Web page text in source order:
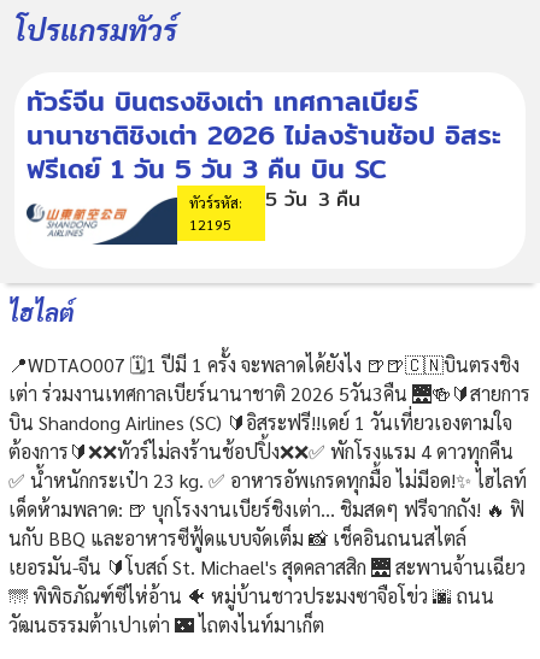
โปรแกรมทัวร์
ทัวร์จีน บินตรงชิงเต่า เทศกาลเบียร์
นานาชาติชิงเต่า 2026 ไม่ลงร้านช้อป อิสระ
ฟรีเดย์ 1 วัน 5 วัน 3 คืน บิน SC
ทัวร์รหัส:
12195
5 วัน 3 คืน
ไฮไลต์
📍WDTAO007 🗓️1 ปีมี 1 ครั้ง จะพลาดได้ยังไง 🍺🍺🇨🇳บินตรงชิง
เต่า ร่วมงานเทศกาลเบียร์นานาชาติ 2026 5วัน3คืน 🌉🍻🔰สายการ
บิน Shandong Airlines (SC) 🔰อิสระฟรี!!เดย์ 1 วันเที่ยวเองตามใจ
ต้องการ🔰❌❌ทัวร์ไม่ลงร้านช้อปปิ้ง❌❌✅ พักโรงแรม 4 ดาวทุกคืน
✅ น้ำหนักกระเป๋า 23 kg. ✅ อาหารอัพเกรดทุกมื้อ ไม่มีอด!✨ ไฮไลท์
เด็ดห้ามพลาด: 🍺 บุกโรงงานเบียร์ชิงเต่า... ชิมสดๆ ฟรีจากถัง! 🔥 ฟิ
นกับ BBQ และอาหารซีฟู้ดแบบจัดเต็ม 📸 เช็คอินถนนสไตล์
เยอรมัน-จีน 🔰โบสถ์ St. Michael's สุดคลาสสิก 🌉 สะพานจ้านเฉียว
🌁 พิพิธภัณฑ์ซีไห่อ้าน 🐠 หมู่บ้านชาวประมงซาจือโข่ว 🌆 ถนน
วัฒนธรรมต้าเปาเต่า 🌃 ไถตงไนท์มาเก็ต